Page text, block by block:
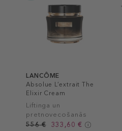
LANCÔME
Absolue L’extrait The
Elixir Cream
Liftinga un
pretnovecošanās
sejas krēms
556 € 333,60 €